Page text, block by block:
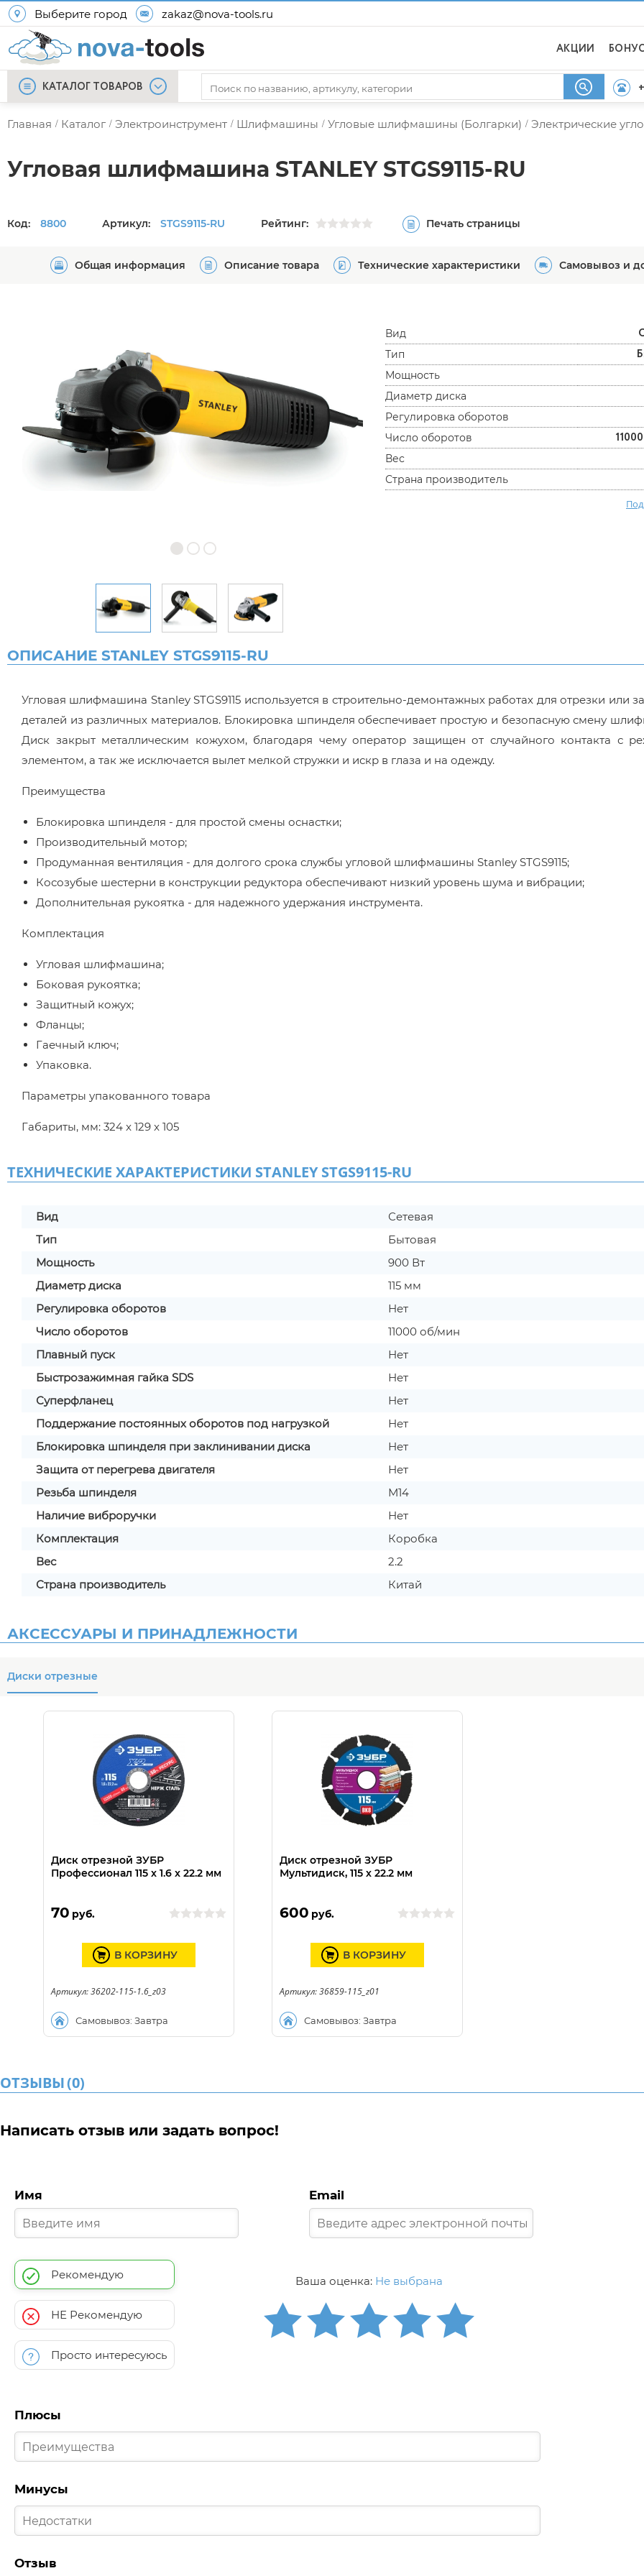
Выберите город zakaz@nova-tools.ru
АКЦИИ
КАТАЛОГ ТОВАРОВ
Главная / Каталог / Электроинструмент / Шлифмашины / Угловые шлифмашины (Болгарки) / Электрические
Угловая шлифмашина STANLEY STGS9115-RU
Код: 8800 Артикул: STGS9115-RU Рейтинг: Печать страницы
Общая информация Описание товара Технические характеристики Самовывоз и
Вид
Тип
Мощность
Диаметр диска
Регулировка оборотов
Число оборотов
Вес
Страна производитель
ОПИСАНИЕ STANLEY STGS9115-RU
Угловая шлифмашина Stanley STGS9115 используется в строительно-демонтажных работах для отрезки или
деталей из различных материалов. Блокировка шпинделя обеспечивает простую и безопасную смену
Диск закрыт металлическим кожухом, благодаря чему оператор защищен от случайного контакта с
элементом, а так же исключается вылет мелкой стружки и искр в глаза и на одежду.
Преимущества
Блокировка шпинделя - для простой смены оснастки;
Производительный мотор;
Продуманная вентиляция - для долгого срока службы угловой шлифмашины Stanley STGS9115;
Косозубые шестерни в конструкции редуктора обеспечивают низкий уровень шума и вибрации;
Дополнительная рукоятка - для надежного удержания инструмента.
Комплектация
Угловая шлифмашина;
Боковая рукоятка;
Защитный кожух;
Фланцы;
Гаечный ключ;
Упаковка.
Параметры упакованного товара
Габариты, мм: 324 x 129 x 105
ТЕХНИЧЕСКИЕ ХАРАКТЕРИСТИКИ STANLEY STGS9115-RU
Вид
Сетевая
Тип
Бытовая
Мощность
900 Вт
Диаметр диска
115 мм
Регулировка оборотов
Нет
Число оборотов
11000 об/мин
Плавный пуск
Нет
Быстрозажимная гайка SDS
Нет
Суперфланец
Нет
Поддержание постоянных оборотов под нагрузкой
Нет
Блокировка шпинделя при заклинивании диска
Нет
Защита от перегрева двигателя
Нет
Резьба шпинделя
М14
Наличие виброручки
Нет
Комплектация
Коробка
Вес
2.2
Страна производитель
Китай
АКСЕССУАРЫ И ПРИНАДЛЕЖНОСТИ
Диски отрезные
Диск отрезной ЗУБР
Профессионал 115 x 1.6 x 22.2 мм
70 руб.
Самовывоз: Завтра
В КОРЗИНУ
Артикул: 36202-115-1.6_z03
Диск отрезной ЗУБР
Мультидиск, 115 х 22.2 мм
600 руб.
Самовывоз: Завтра
В КОРЗИНУ
Артикул: 36859-115_z01
ОТЗЫВЫ(0)
Написать отзыв или задать вопрос!
Имя Email
Рекомендую
НЕ Рекомендую
Просто интересуюсь
Ваша оценка: Не выбрана
Плюсы
Минусы
Отзыв